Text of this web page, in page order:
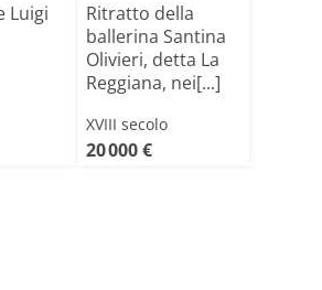
Luigi
Ritratto della
ballerina Santina
Olivieri, detta La
Reggiana, nei[...]
XVIII secolo
20 000 €